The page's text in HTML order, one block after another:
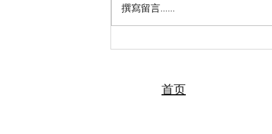
夏令营营员
撰寫留言......
首页